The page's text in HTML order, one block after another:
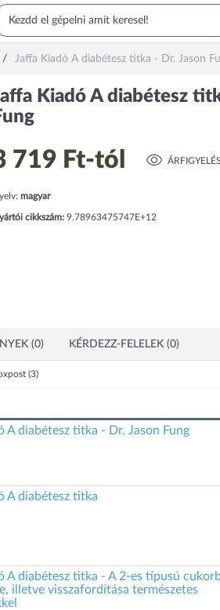
Jaffa Kiadó A diabétesz titka - Dr. Jason
Kiadó A diabétesz
719 Ft-tól ÁRFIGYELÉS
magyar
cikkszám:9.78963475747E+12
(0) KÉRDEZZ-FELELEK (0)
(3)
A diabétesz titka - Dr. Jason Fung
A diabétesz titka
A diabétesz titka - A 2-es típusú
illetve visszafordítása természetes